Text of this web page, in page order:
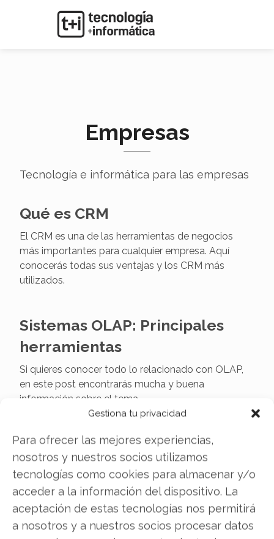
Gestiona tu privacidad
Para ofrecer las mejores experiencias,
nosotros y nuestros socios utilizamos
tecnologías como cookies para almacenar y/o
acceder a la información del dispositivo. La
aceptación de estas tecnologías nos permitirá
a nosotros y a nuestros socios procesar datos
Empresas
Tecnología e informática para las empresas
Qué es CRM
El CRM es una de las herramientas de negocios
más importantes para cualquier empresa. Aquí
conocerás todas sus ventajas y los CRM más
utilizados.
Sistemas OLAP: Principales
herramientas
Si quieres conocer todo lo relacionado con OLAP,
en este post encontrarás mucha y buena
información sobre el tema.
¿En qué consiste el sistema
MRP y MRP II?
El sistema MRP y MRP II. Elementos que lo
componen, beneficios y mucho más ...